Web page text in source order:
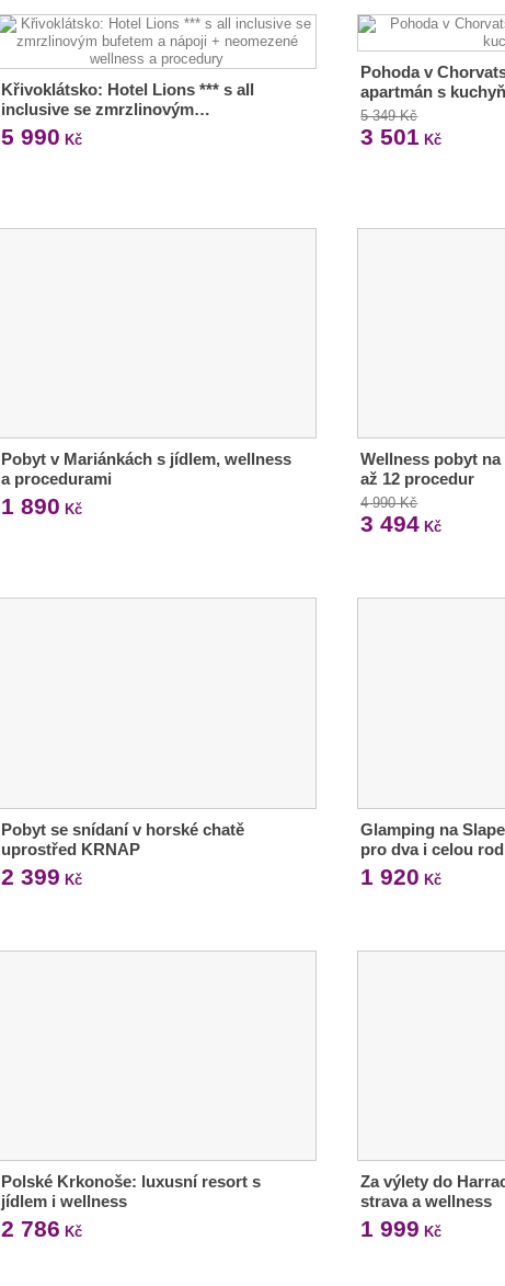
Křivoklátsko: Hotel Lions *** s all
inclusive se zmrzlinovým…
5 990 Kč
Pohoda v
apartmán s
5 349 Kč
3 501 Kč
Pobyt v Mariánkách s jídlem, wellness
a procedurami
1 890 Kč
Wellness pobyt
až 12 procedur
4 990 Kč
3 494 Kč
Pobyt se snídaní v horské chatě
uprostřed KRNAP
2 399 Kč
Glamping na
pro dva i celou
1 920 Kč
Polské Krkonoše: luxusní resort s
jídlem i wellness
2 786 Kč
Za výlety do
strava a wellness
1 999 Kč